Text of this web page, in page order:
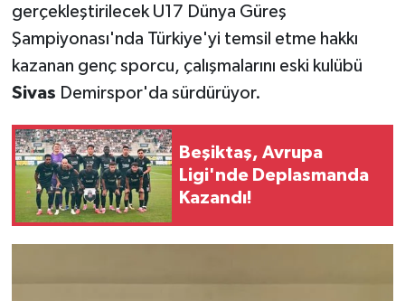
gerçekleştirilecek U17 Dünya Güreş
Şampiyonası'nda Türkiye'yi temsil etme hakkı
kazanan genç sporcu, çalışmalarını eski kulübü
Sivas Demirspor'da sürdürüyor.
Beşiktaş, Avrupa
Ligi'nde Deplasmanda
Kazandı!